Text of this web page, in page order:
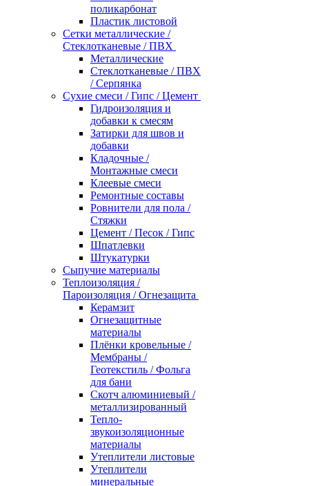
поликарбонат
Пластик листовой
Сетки металлические /
Стеклотканевые / ПВХ
Металлические
Стеклотканевые / ПВХ
/ Серпянка
Сухие смеси / Гипс / Цемент
Гидроизоляция и
добавки к смесям
Затирки для швов и
добавки
Кладочные /
Монтажные смеси
Клеевые смеси
Ремонтные составы
Ровнители для пола /
Стяжки
Цемент / Песок / Гипс
Шпатлевки
Штукатурки
Сыпучие материалы
Теплоизоляция /
Пароизоляция / Огнезащита
Керамзит
Огнезащитные
материалы
Плёнки кровельные /
Мембраны /
Геотекстиль / Фольга
для бани
Скотч алюминиевый /
металлизированный
Тепло-
звукоизоляционные
материалы
Утеплители листовые
Утеплители
минеральные